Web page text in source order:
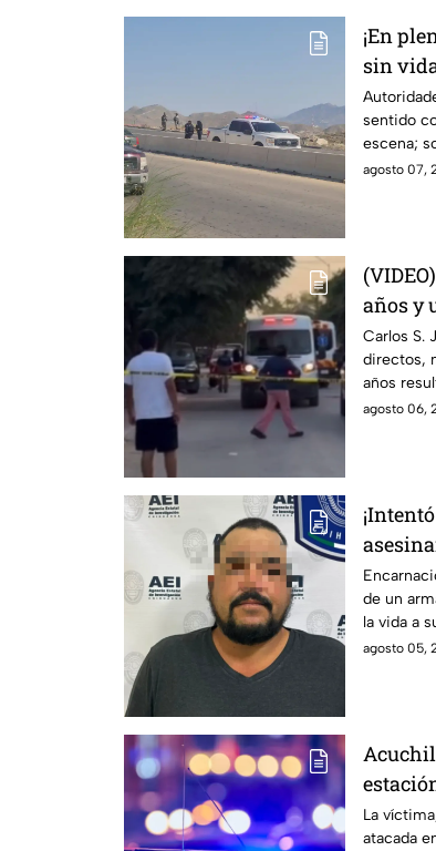
¡En
sin
tráfico
sentido
escena;
por el
agosto 07,
años y
de
Carlos S.
directos,
años
buscan a
agosto 06,
de un
la vida a
agosto 05,
Vial
La
atacada